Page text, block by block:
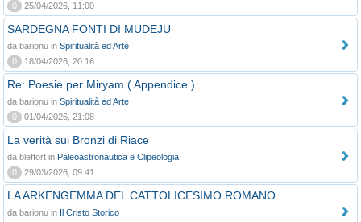
0
25/04/2026, 11:00
SARDEGNA FONTI DI MUDEJU
da barionu in Spiritualità ed Arte
0
18/04/2026, 20:16
Re: Poesie per Miryam ( Appendice )
da barionu in Spiritualità ed Arte
0
01/04/2026, 21:08
La verità sui Bronzi di Riace
da bleffort in Paleoastronautica e Clipeologia
0
29/03/2026, 09:41
LA ARKENGEMMA DEL CATTOLICESIMO ROMANO
da barionu in Il Cristo Storico